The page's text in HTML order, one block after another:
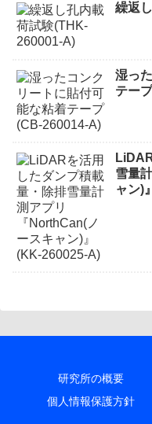
繰返
湿っ
テー
雪量
ャン)
研究所の概要
個人情報保護方針